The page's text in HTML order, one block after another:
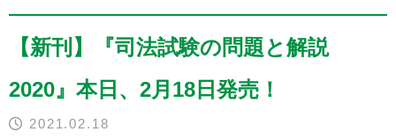
【新刊】『司法試験の問題と解説
2020』本日、2月18日発売！
2021.02.18